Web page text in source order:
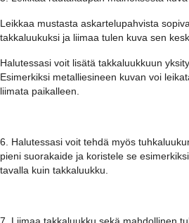
Leikkaa mustasta askartelupahvista
takkaluukuksi ja liimaa tulen kuva sen
Halutessasi voit lisätä takkaluukkuun
Esimerkiksi metalliesineen kuvan voi
liimata paikalleen.
6. Halutessasi voit tehdä myös
pieni suorakaide ja koristele se
tavalla kuin takkaluukku.